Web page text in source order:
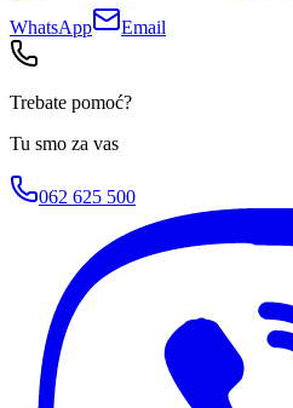
WhatsApp Email
Trebate pomoć?
Tu smo za vas
062 625 500